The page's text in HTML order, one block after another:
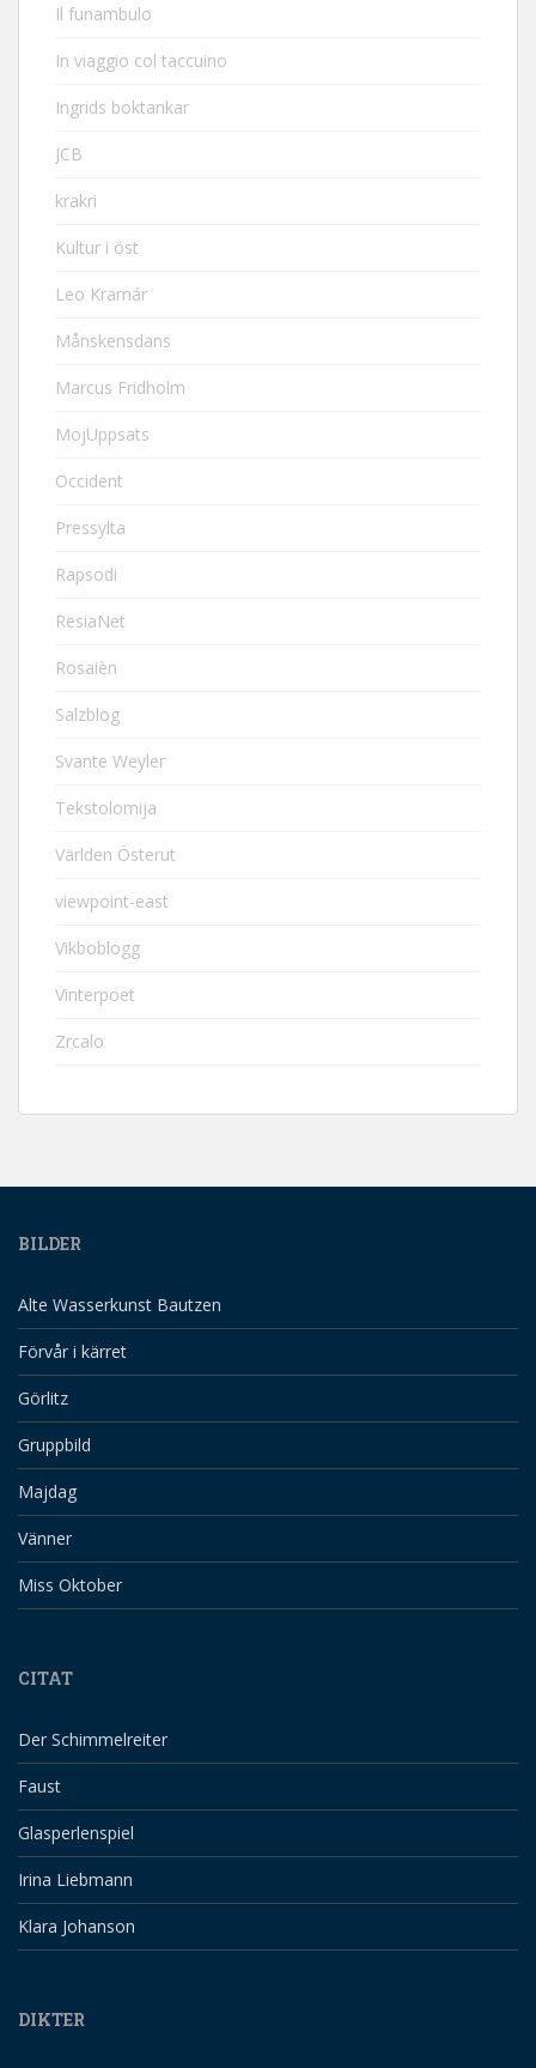
Il funambulo
In viaggio col taccuino
Ingrids boktankar
JCB
krakri
Kultur i öst
Leo Kramár
Månskensdans
Marcus Fridholm
MojUppsats
Occident
Pressylta
Rapsodi
ResiaNet
Rosaièn
Salzblog
Svante Weyler
Tekstolomija
Världen Österut
viewpoint-east
Vikboblogg
Vinterpoet
Zrcalo
BILDER
Alte Wasserkunst Bautzen
Förvår i kärret
Görlitz
Gruppbild
Majdag
Vänner
Miss Oktober
CITAT
Der Schimmelreiter
Faust
Glasperlenspiel
Irina Liebmann
Klara Johanson
DIKTER